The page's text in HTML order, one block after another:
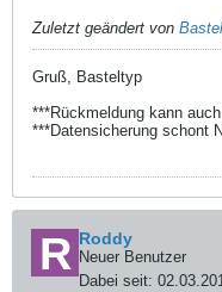
Zuletzt geändert von
Gruß, Basteltyp
***Rückmeldung kann
***Datensicherung schont
Roddy
Neuer Benutzer
Dabei seit: